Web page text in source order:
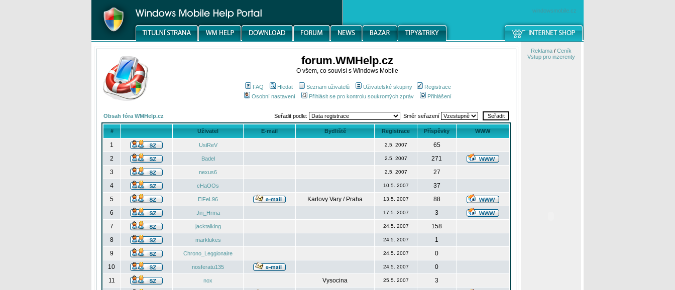
windowsmobile.cz
forum.WMHelp.cz
O všem, co souvisí s Windows Mobile
FAQ Hledat Seznam uživatelů Uživatelské skupiny
Registrace
Osobní nastavení
Přihlásit se pro kontrolu soukromých zpráv Přihlášení
Obsah fóra WMHelp.cz Seřadit podle: Směr seřazení
# Uživatel E-mail Bydliště Registrace Příspěvky WWW
1 UsiReV 2.5. 2007
65
2
Badel 2.5. 2007
271
3
nexus6 2.5. 2007
27
4
cHaOOs 10.5. 2007
37
5
EiFeL96 Karlovy Vary / Praha 13.5. 2007
88
6
Jiri_Hrma 17.5. 2007
3
7
jacktalking 24.5. 2007
158
8
marklukes 24.5. 2007
1
9
Chrono_Leggionaire 24.5. 2007
0
10
nosferatu135 24.5. 2007
0
11
nox Vysocina 25.5. 2007
3
Reklama/ Ceník
Vstup pro inzerenty